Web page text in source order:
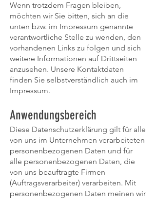
Wenn trotzdem Fragen bleiben,
möchten wir Sie bitten, sich an die
unten bzw. im Impressum genannte
verantwortliche Stelle zu wenden, den
vorhandenen Links zu folgen und sich
weitere Informationen auf Drittseiten
anzusehen. Unsere Kontaktdaten
finden Sie selbstverständlich auch im
Impressum.
Anwendungsbereich
Diese Datenschutzerklärung gilt für alle
von uns im Unternehmen verarbeiteten
personenbezogenen Daten und für
alle personenbezogenen Daten, die
von uns beauftragte Firmen
(Auftragsverarbeiter) verarbeiten. Mit
personenbezogenen Daten meinen wir